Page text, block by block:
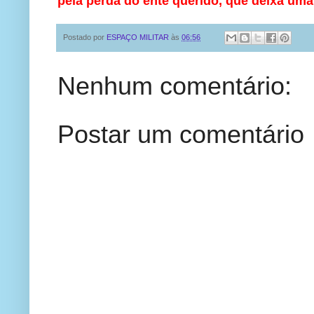
Postado por ESPAÇO MILITAR às 06:56
Nenhum comentário:
Postar um comentário